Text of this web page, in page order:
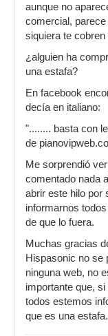
aunque no
comercial,
siquiera te cobren
¿alguien ha
una estafa?
En facebook
decía en italiano:
"........ basta con
de
Me sorprendió
comentado nada
abrir este hilo por
informarnos
de que lo fuera.
Muchas gracias
Hispasonic no se
ninguna web, no
importante que,
todos estemos
que es una estafa.